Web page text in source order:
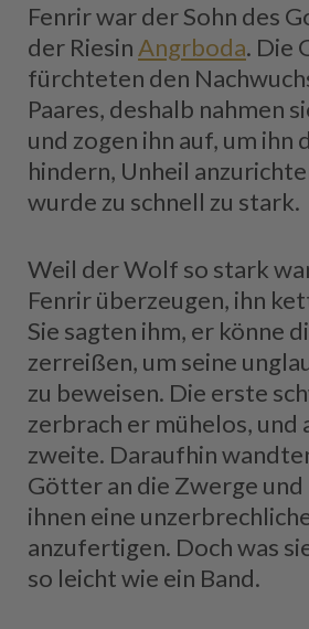
Fenrir war der Sohn des
der Riesin Angrboda. Die
fürchteten den
Paares, deshalb nahmen
und zogen ihn auf, um ihn
hindern, Unheil
wurde zu schnell zu stark.
Weil der Wolf so stark
Fenrir überzeugen, ihn
Sie sagten ihm, er könne
zerreißen, um seine
zu beweisen. Die erste
zerbrach er mühelos, und
zweite. Daraufhin
Götter an die Zwerge und
ihnen eine
anzufertigen. Doch was
so leicht wie ein Band.